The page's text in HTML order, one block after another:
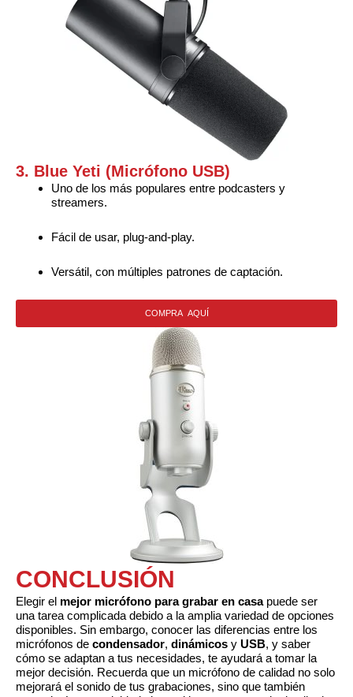
3. Blue Yeti (Micrófono USB)
Uno de los más populares entre podcasters y
streamers.
Fácil de usar, plug-and-play.
Versátil, con múltiples patrones de captación.
COMPRA AQUÍ
CONCLUSIÓN
Elegir el mejor micrófono para grabar en casapuede ser
una tarea complicada debido a la amplia variedad de opciones
disponibles. Sin embargo, conocer las diferencias entre los
micrófonos de condensador, dinámicos y USB, y saber
cómo se adaptan a tus necesidades, te ayudará a tomar la
mejor decisión. Recuerda que un micrófono de calidad no solo
mejorará el sonido de tus grabaciones, sino que también